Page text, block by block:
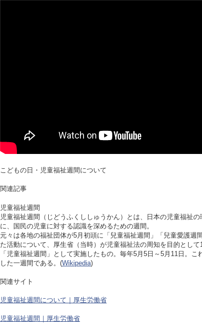
こどもの日・児童福祉週間について
関連記事
児童福祉週間
児童福祉週間（じどうふくししゅうかん）とは、日本の児童福祉
に、国民の児童に対する認識を深めるための週間。
元々は各地の福祉団体が5月初頭に「兒童福祉週間」「兒童愛護週
た活動について、厚生省（当時）が児童福祉法の周知を目的とし
「児童福祉週間」として実施したもの。毎年5月5日～5月11日。こ
した一週間である。(Wikipedia)
関連サイト
児童福祉週間について｜厚生労働省
児童福祉週間｜厚生労働省